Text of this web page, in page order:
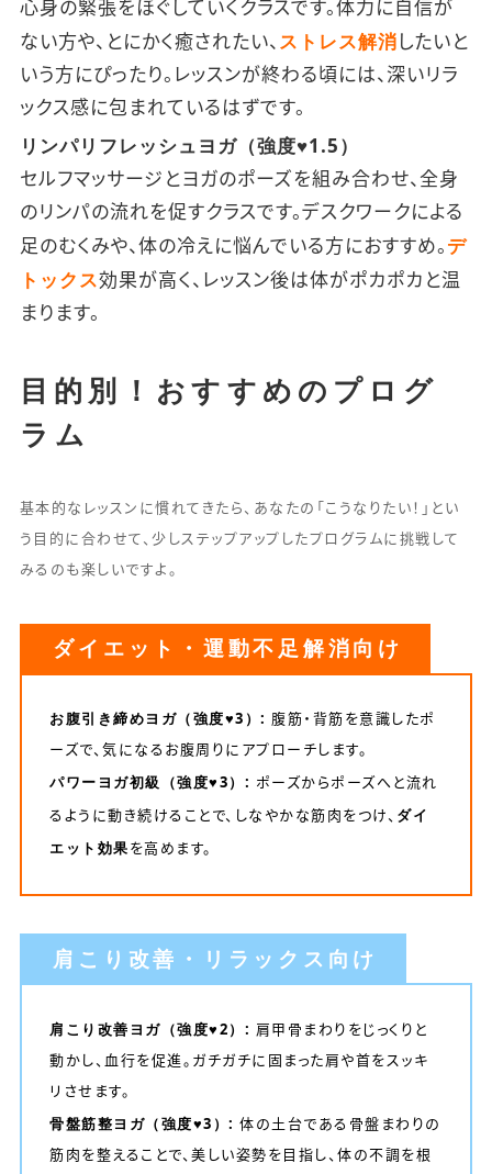
心身の緊張をほぐしていくクラスです。体力に自信が
ない方や、とにかく癒されたい、 ストレス解消 したいと
いう方にぴったり。レッスンが終わる頃には、深いリラ
ックス感に包まれているはずです。
リンパリフレッシュヨガ（強度♥1.5）
セルフマッサージとヨガのポーズを組み合わせ、全身
のリンパの流れを促すクラスです。デスクワークによる
足のむくみや、体の冷えに悩んでいる方におすすめ。 デ
トックス効果が高く、レッスン後は体がポカポカと温
まります。
目的別！おすすめのプログ
ラム
基本的なレッスンに慣れてきたら、あなたの「こうなりたい！」とい
う目的に合わせて、少しステップアップしたプログラムに挑戦して
みるのも楽しいですよ。
ダイエット・運動不足解消向け
お腹引き締めヨガ（強度♥3）: 腹筋・背筋を意識したポ
ーズで、気になるお腹周りにアプローチします。
パワーヨガ初級（強度♥3）: ポーズからポーズへと流れ
るように動き続けることで、しなやかな筋肉をつけ、 ダイ
エット効果 を高めます。
肩こり改善・リラックス向け
肩こり改善ヨガ（強度♥2）: 肩甲骨まわりをじっくりと
動かし、血行を促進。ガチガチに固まった肩や首をスッキ
リさせます。
骨盤筋整ヨガ（強度♥3）: 体の土台である骨盤まわりの
筋肉を整えることで、美しい姿勢を目指し、体の不調を根